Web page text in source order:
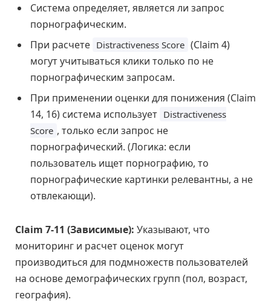
Система определяет, является ли запрос
порнографическим.
При расчете Distractiveness Score (Claim 4)
могут учитываться клики только по не
порнографическим запросам.
При применении оценки для понижения (Claim
14, 16) система использует Distractiveness
Score , только если запрос не
порнографический. (Логика: если
пользователь ищет порнографию, то
порнографические картинки релевантны, а не
отвлекающи).
Claim 7-11 (Зависимые): Указывают, что
мониторинг и расчет оценок могут
производиться для подмножеств пользователей
на основе демографических групп (пол, возраст,
география).